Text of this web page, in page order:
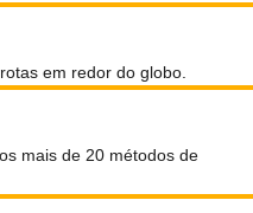
em redor do globo.
mais de 20 métodos de